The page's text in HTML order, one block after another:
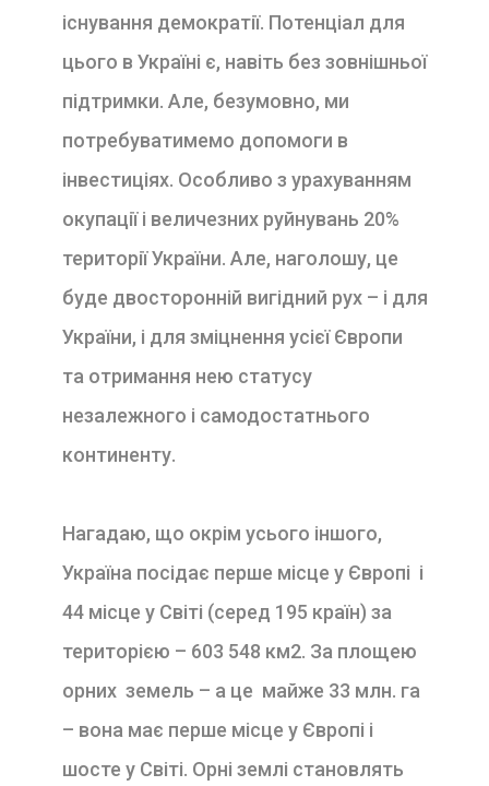
існування демократії. Потенціал для
цього в Україні є, навіть без зовнішньої
підтримки. Але, безумовно, ми
потребуватимемо допомоги в
інвестиціях. Особливо з урахуванням
окупації і величезних руйнувань 20%
території України. Але, наголошу, це
буде двосторонній вигідний рух – і для
України, і для зміцнення усієї Європи
та отримання нею статусу
незалежного і самодостатнього
континенту.
Нагадаю, що окрім усього іншого,
Україна посідає перше місце у Європі і
44 місце у Світі (серед 195 країн) за
територією – 603 548 км2. За площею
орних земель – а це майже 33 млн. га
– вона має перше місце у Європі і
шосте у Світі. Орні землі становлять